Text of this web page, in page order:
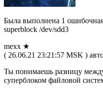
Была выполнена 1
superblock /dev/sdd3
mexx ★
( 26.06.21 23:21:57 MSK )
Ты понимаешь разницу
суперблоком файловой